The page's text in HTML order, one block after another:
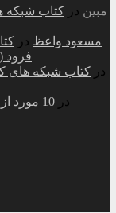
مبین در کتاب شبکه
مسعود واعظ در
فرود
در کتاب شبکه های
در 10 مورد از ویژگی ها و ترفندهای اپل موزیک